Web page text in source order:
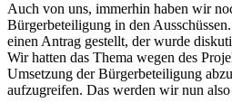
Auch von uns, immerhin haben wir
Bürgerbeteiligung in den
einen Antrag gestellt, der wurde
Wir hatten das Thema wegen des
Umsetzung der Bürgerbeteiligung
aufzugreifen. Das werden wir nun